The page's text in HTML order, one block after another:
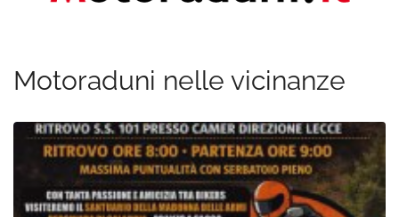
Motoraduni nelle vicinanze